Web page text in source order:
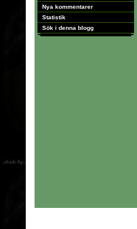
Nya kommentarer
Statistik
Sök i denna blogg